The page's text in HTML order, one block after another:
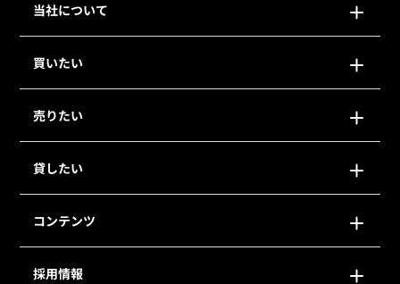
当社について
買いたい
売りたい
貸したい
コンテンツ
採用情報